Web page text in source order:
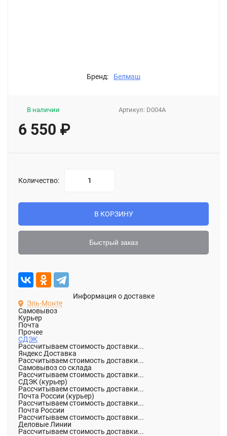
Бренд: Белмаш
Артикул: D004A
В наличии
6 550 ₽
Количество:
В КОРЗИНУ
Быстрый заказ
Информация о доставке
Эль-Монте
Самовывоз
Курьер
Почта
Прочее
СДЭК
Рассчитываем стоимость доставки...
Яндекс Доставка
Рассчитываем стоимость доставки...
Самовывоз со склада
Рассчитываем стоимость доставки...
СДЭК (курьер)
Рассчитываем стоимость доставки...
Почта России (курьер)
Рассчитываем стоимость доставки...
Почта России
Рассчитываем стоимость доставки...
Деловые Линии
Рассчитываем стоимость доставки...